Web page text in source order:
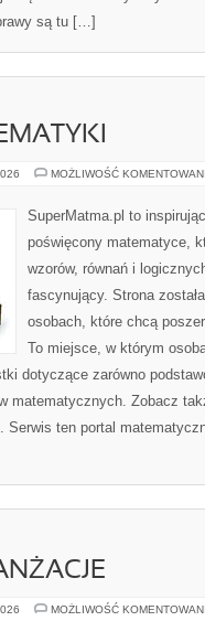
są tu […]
MOŻLIWOŚĆ
SuperMatma.pl to
poświęcony matematyce,
wzorów, równań i
fascynujący. Strona
osobach, które chcą
To miejsce, w którym
dotyczące zarówno
matematycznych. Zobacz
Serwis ten portal
MOŻLIWOŚĆ